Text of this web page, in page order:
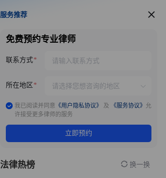
服务推荐
服务推荐
免费预约专业律师
联系方式
所在地区
我已阅读并同意 《用户隐私协议》 及 《服务协议》 允
许接受更多律师的服务
立即预约
法律热榜 换一换